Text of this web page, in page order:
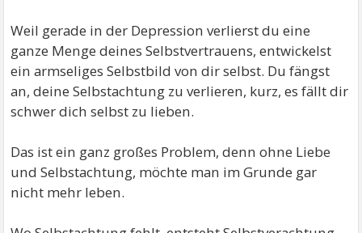
Weil gerade in der Depression verlierst du eine
ganze Menge deines Selbstvertrauens, entwickelst
ein armseliges Selbstbild von dir selbst. Du fängst
an, deine Selbstachtung zu verlieren, kurz, es fällt dir
schwer dich selbst zu lieben.
Das ist ein ganz großes Problem, denn ohne Liebe
und Selbstachtung, möchte man im Grunde gar
nicht mehr leben.